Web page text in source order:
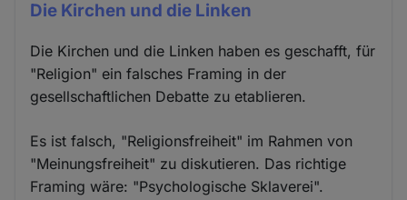
Die Kirchen und die Linken
Die Kirchen und die Linken haben es geschafft, für
"Religion" ein falsches Framing in der
gesellschaftlichen Debatte zu etablieren.
Es ist falsch, "Religionsfreiheit" im Rahmen von
"Meinungsfreiheit" zu diskutieren. Das richtige
Framing wäre: "Psychologische Sklaverei".